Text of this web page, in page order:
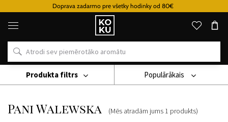
Doprava zadarmo pre všetky hodinky od 80€
Oriģinālie
parfimērijas
izstrādājumi
un
pulksteņi
vietā
Zīmoli
Pani Walewska
Pani Walewska (Mēs atradām jums 1 produkts)
Populārākais
Produkta filtrs